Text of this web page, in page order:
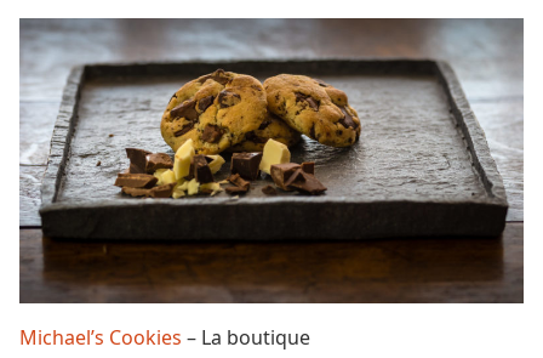
Michael’s Cookies – La boutique